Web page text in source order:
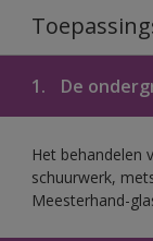
1. De
Het behandelen
schuurwerk,
Meesterhand-